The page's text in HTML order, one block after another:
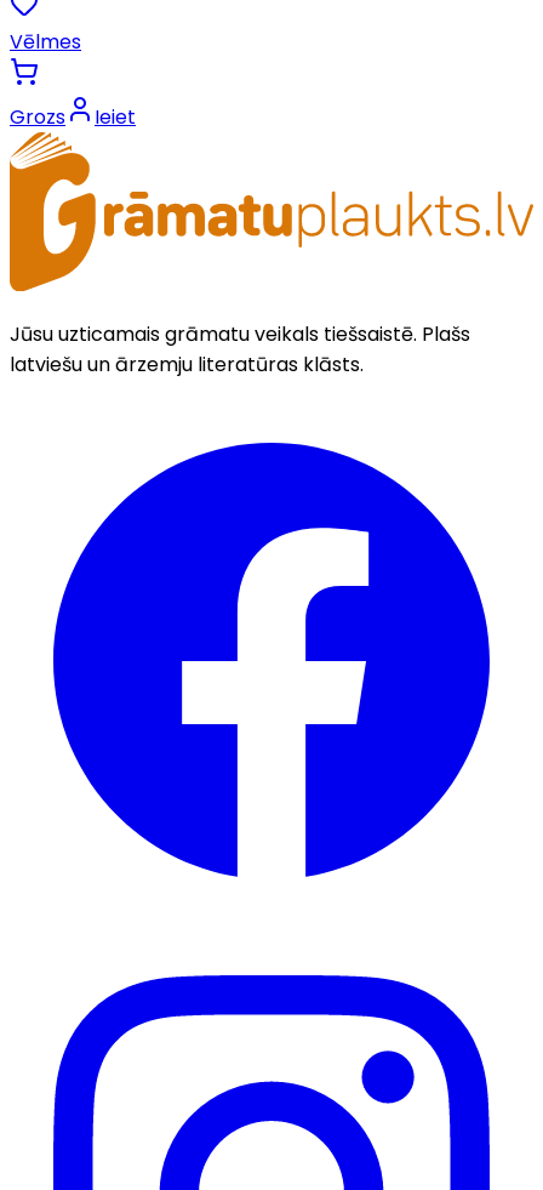
Vēlmes
Grozs Ieiet
Jūsu uzticamais grāmatu veikals tiešsaistē. Plašs
latviešu un ārzemju literatūras klāsts.